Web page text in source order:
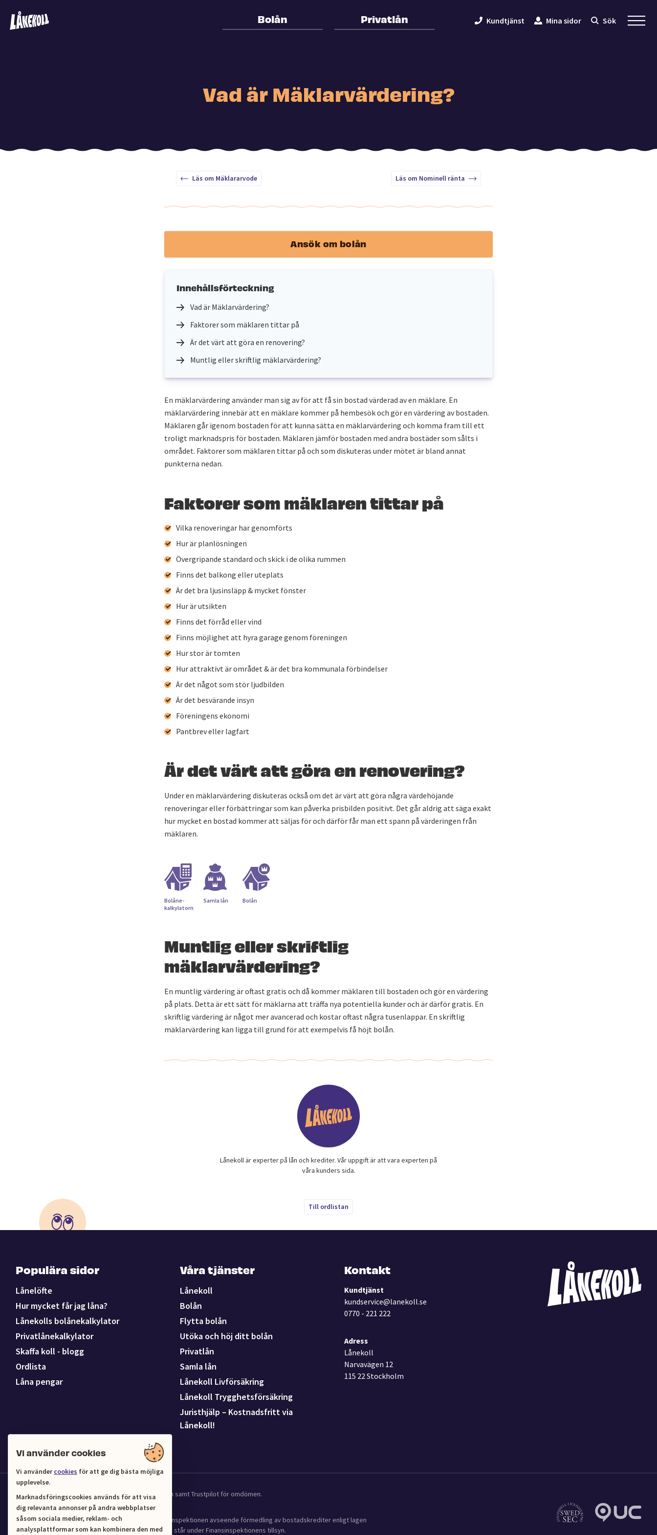
Vi använder cookies
Vi användercookies för att ge dig bästa möjliga
upplevelse.
Marknadsföringscookies används för att visa
dig relevanta annonser på andra webbplatser
såsom sociala medier, reklam- och
analysplattformar som kan kombinera den med
Bolån Privatlån Kundtjänst Mina sidor Sök
Vad är Mäklarvärdering?
Läs om Mäklararvode Läs om Nominell ränta
Ansök om bolån
Innehållsförteckning
Vad är Mäklarvärdering?
Faktorer som mäklaren tittar på
Är det värt att göra en renovering?
Muntlig eller skriftlig mäklarvärdering?
En mäklarvärdering använder man sig av för att få sin bostad värderad av en mäklare. En
mäklarvärdering innebär att en mäklare kommer på hembesök och gör en värdering av bostaden.
Mäklaren går igenom bostaden för att kunna sätta en mäklarvärdering och komma fram till ett
troligt marknadspris för bostaden. Mäklaren jämför bostaden med andra bostäder som sålts i
området. Faktorer som mäklaren tittar på och som diskuteras under mötet är bland annat
punkterna nedan.
Faktorer som mäklaren tittar på
Vilka renoveringar har genomförts
Hur är planlösningen
Övergripande standard och skick i de olika rummen
Finns det balkong eller uteplats
Är det bra ljusinsläpp & mycket fönster
Hur är utsikten
Finns det förråd eller vind
Finns möjlighet att hyra garage genom föreningen
Hur stor är tomten
Hur attraktivt är området & är det bra kommunala förbindelser
Är det något som stör ljudbilden
Är det besvärande insyn
Föreningens ekonomi
Pantbrev eller lagfart
Är det värt att göra en renovering?
Under en mäklarvärdering diskuteras också om det är värt att göra några värdehöjande
renoveringar eller förbättringar som kan påverka prisbilden positivt. Det går aldrig att säga exakt
hur mycket en bostad kommer att säljas för och därför får man ett spann på värderingen från
mäklaren.
Bolåne­
kalkylatorn
Samla lån Bolån
Muntlig eller skriftlig
mäklarvärdering?
En muntlig värdering är oftast gratis och då kommer mäklaren till bostaden och gör en värdering
på plats. Detta är ett sätt för mäklarna att träffa nya potentiella kunder och är därför gratis. En
skriftlig värdering är något mer avancerad och kostar oftast några tusenlappar. En skriftlig
mäklarvärdering kan ligga till grund för att exempelvis få höjt bolån.
Lånekoll är experter på lån och krediter. Vår uppgift är att vara experten på
våra kunders sida.
Till ordlistan
Populära sidor
Lånelöfte
Hur mycket får jag låna?
Lånekolls bolånekalkylator
Privatlånekalkylator
Skaffa koll - blogg
Ordlista
Låna pengar
Våra tjänster
Lånekoll
Bolån
Flytta bolån
Utöka och höj ditt bolån
Privatlån
Samla lån
Lånekoll Livförsäkring
Lånekoll Trygghetsförsäkring
Juristhjälp – Kostnadsfritt via
Lånekoll!
Kontakt
Kundtjänst
kundservice@lanekoll.se
0770 - 221 222
Adress
Lånekoll
Narvavägen 12
115 22 Stockholm
Vi samarbetar med UC för kredit och affärsinformation samt Trustpilot för omdömen.
Lånekoll (Org.nr 556961-4216) har tillstånd från Finansinspektionen avseende förmedling av bostadskrediter enligt lagen
(2016:1024) om verksamhet med bostadskrediter och står under Finansinspektionens tillsyn.